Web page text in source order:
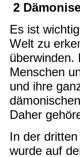
2
Es ist
Welt zu
überwinden.
Menschen
und ihre
Daher
In der
wurde auf